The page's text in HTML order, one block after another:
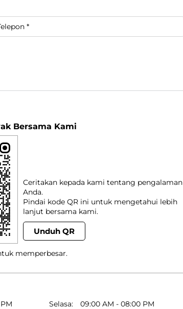
Bersama Kami
Ceritakan kepada kami tentang pengalaman
Anda.
Pindai kode QR ini untuk mengetahui lebih
lanjut bersama kami.
Unduh QR
memperbesar.
Selasa
09:00 AM - 08:00 PM